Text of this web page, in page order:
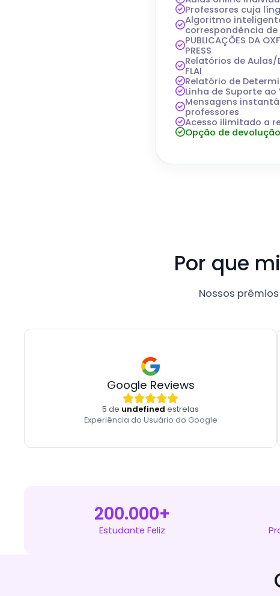
Professores cuja
Algoritmo
correspondência de
PUBLICAÇÕES DA
PRESS
Relatórios de
FLAI
Relatório de
Linha de Suporte
Mensagens
professores
Acesso ilimitado a
Opção de
Por que
Nossos
Google Reviews
5 de undefined estrelas
Experiência do Usuário do Google
200.000+
Estudante Feliz